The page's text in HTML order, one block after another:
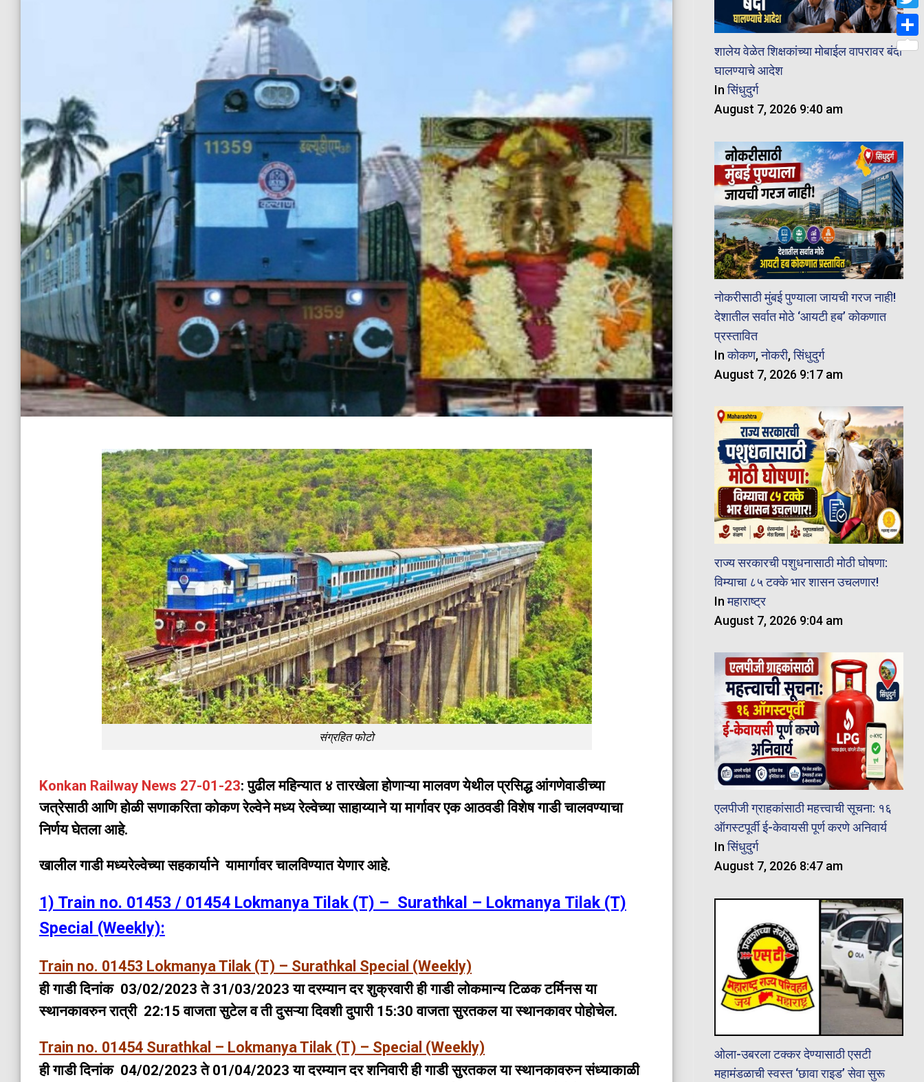
संग्रहित फोटो
Konkan Railway News 27-01-23: पुढील महिन्यात ४ तारखेला होणाऱ्या मालवण येथील प्रसिद्ध आंगणेवाडीच्या
जत्रेसाठी आणि होळी सणाकरिता कोकण रेल्वेने मध्य रेल्वेच्या साहाय्याने या मार्गावर एक आठवडी विशेष गाडी चालवण्याचा
निर्णय घेतला आहे.
खालील गाडी मध्यरेल्वेच्या सहकार्याने यामार्गावर चालविण्यात येणार आहे.
1) Train no. 01453 / 01454 Lokmanya Tilak (T) – Surathkal – Lokmanya Tilak (T)
Special (Weekly):
Train no. 01453 Lokmanya Tilak (T) – Surathkal Special (Weekly)
ही गाडी दिनांक 03/02/2023 ते 31/03/2023 या दरम्यान दर शुक्रवारी ही गाडी लोकमान्य टिळक टर्मिनस या
स्थानकावरुन रात्री 22:15 वाजता सुटेल व ती दुसऱ्या दिवशी दुपारी 15:30 वाजता सुरतकल या स्थानकावर पोहोचेल.
Train no. 01454 Surathkal – Lokmanya Tilak (T) – Special (Weekly)
ही गाडी दिनांक 04/02/2023 ते 01/04/2023 या दरम्यान दर शनिवारी ही गाडी सुरतकल या स्थानकावरुन संध्याकाळी
शालेय वेळेत शिक्षकांच्या मोबाईल वापरावर बंदी
घालण्याचे आदेश
Inसिंधुदुर्ग
August 7, 2026 9:40 am
नोकरीसाठी मुंबई पुण्याला जायची गरज नाही!
देशातील सर्वात मोठे ‘आयटी हब’ कोकणात
प्रस्तावित
Inकोकण,नोकरी,सिंधुदुर्ग
August 7, 2026 9:17 am
राज्य सरकारची पशुधनासाठी मोठी घोषणा:
विम्याचा ८५ टक्के भार शासन उचलणार!
Inमहाराष्ट्र
August 7, 2026 9:04 am
एलपीजी ग्राहकांसाठी महत्त्वाची सूचना: १६
ऑगस्टपूर्वी ई-केवायसी पूर्ण करणे अनिवार्य
Inसिंधुदुर्ग
August 7, 2026 8:47 am
ओला-उबरला टक्कर देण्यासाठी एसटी
महामंडळाची स्वस्त ‘छावा राइड’ सेवा सुरू